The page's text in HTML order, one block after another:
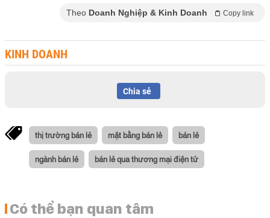
Theo Doanh Nghiệp & Kinh Doanh Copy link
KINH DOANH
Chia sẻ
thị trường bán lẻ mặt bằng bán lẻ bán lẻ
ngành bán lẻ bán lẻ qua thương mại điện tử
Có thể bạn quan tâm